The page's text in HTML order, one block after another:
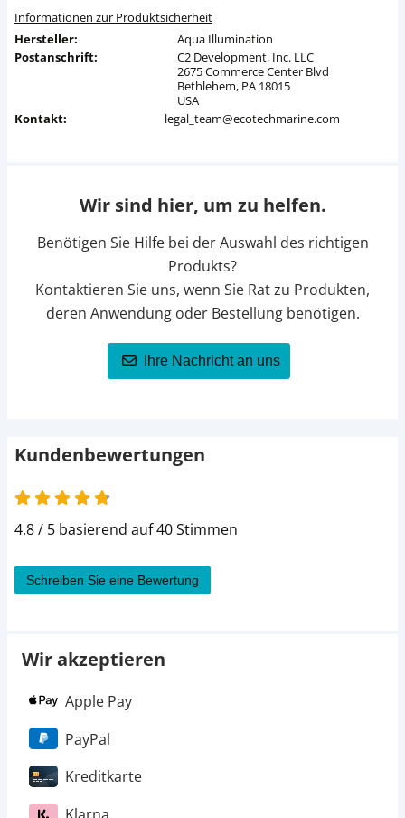
Informationen zur Produktsicherheit
Hersteller:
Aqua Illumination
Postanschrift:
C2 Development, Inc. LLC
2675 Commerce Center Blvd
Bethlehem, PA 18015
USA
Kontakt:
legal_team@ecotechmarine.com
Wir sind hier, um zu helfen.
Benötigen Sie Hilfe bei der Auswahl des richtigen
Produkts?
Kontaktieren Sie uns, wenn Sie Rat zu Produkten,
deren Anwendung oder Bestellung benötigen.
Ihre Nachricht an uns
Kundenbewertungen
4.8 von 5
4.8 / 5 basierend auf 40 Stimmen
Schreiben Sie eine Bewertung
Wir akzeptieren
Apple Pay
PayPal
Kreditkarte